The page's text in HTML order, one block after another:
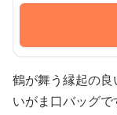
鶴が舞う縁起の
いがま口バッグで